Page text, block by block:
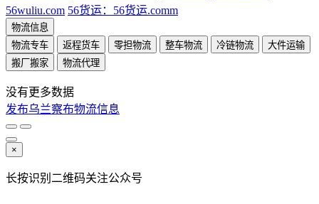
56wuliu.com 56货运：56货运.comm
物流信息
物流专车
返程货车 零担物流 整车物流 冷链物流
大件运输
搬厂搬家
物流代理
没有更多数据
发布乌兰察布物流信息
×
长按识别二维码关注公众号